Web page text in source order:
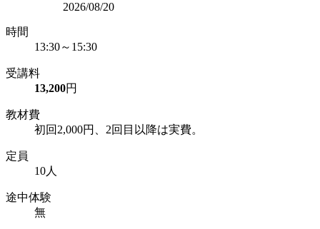
2026/08/20
時間
13:30～15:30
受講料
13,200円
教材費
初回2,000円、2回目以降は実費。
定員
10人
途中体験
無